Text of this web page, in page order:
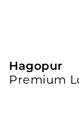
Hagopur
Premium